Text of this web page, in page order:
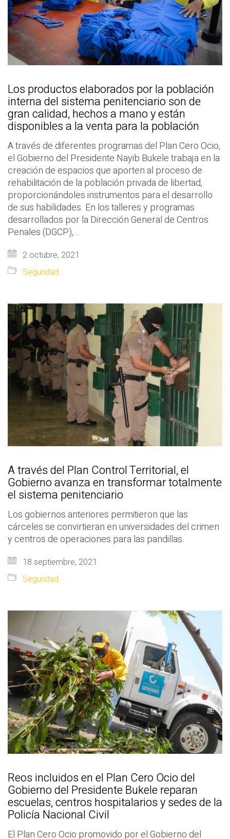
Los productos elaborados por la población
interna del sistema penitenciario son de
gran calidad, hechos a mano y están
disponibles a la venta para la población
A través de diferentes programas del Plan Cero Ocio,
el Gobierno del Presidente Nayib Bukele trabaja en la
creación de espacios que aporten al proceso de
rehabilitación de la población privada de libertad,
proporcionándoles instrumentos para el desarrollo
de sus habilidades. En los talleres y programas
desarrollados por la Dirección General de Centros
Penales (DGCP),…
2 octubre, 2021
Seguridad
A través del Plan Control Territorial, el
Gobierno avanza en transformar totalmente
el sistema penitenciario
Los gobiernos anteriores permitieron que las
cárceles se convirtieran en universidades del crimen
y centros de operaciones para las pandillas.
18 septiembre, 2021
Seguridad
Reos incluidos en el Plan Cero Ocio del
Gobierno del Presidente Bukele reparan
escuelas, centros hospitalarios y sedes de la
Policía Nacional Civil
El Plan Cero Ocio promovido por el Gobierno del